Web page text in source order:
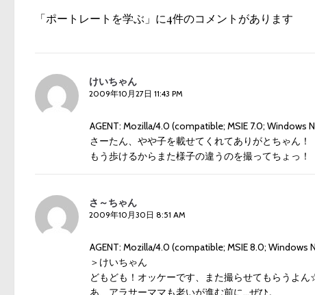
ゲ
ョ
ン
「ポートレートを学ぶ」に4件のコメントがあります
けいちゃん
2009年10月27日 11:43 PM
AGENT: Mozilla/4.0 (compatible; MSIE 7.0; Windows
さーたん、やや子を載せてくれてありがとちゃん！
もう歩けるからまた様子の違うのを撮ってちょっ！
さ～ちゃん
2009年10月30日 8:51 AM
AGENT: Mozilla/4.0 (compatible; MSIE 8.0; Windows
＞けいちゃん
どもども！オッケーです、また撮らせてもらうよ
あ、アラサーママも老いが進む前に…ぜひ。